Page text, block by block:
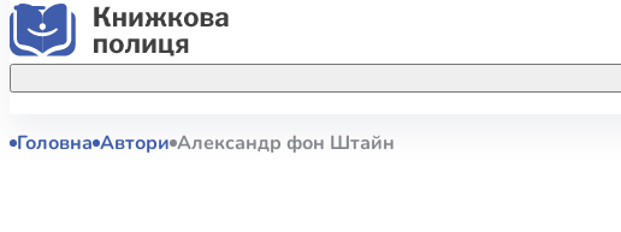
Акційні пропозиції
КНИГИ
Головна Автори Александр фон Штайн